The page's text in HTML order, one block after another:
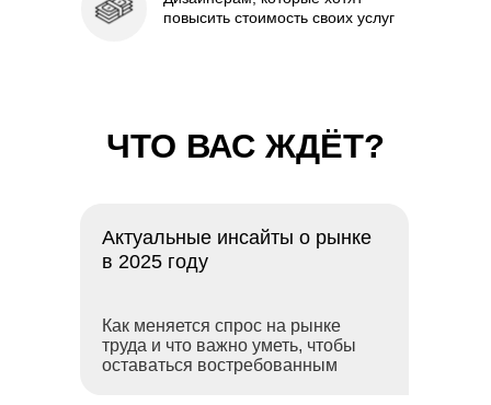
повысить стоимость своих услуг
ЧТО ВАС ЖДЁТ?
Актуальные инсайты о рынке
в 2025 году
Как меняется спрос на рынке
труда и что важно уметь, чтобы
оставаться востребованным